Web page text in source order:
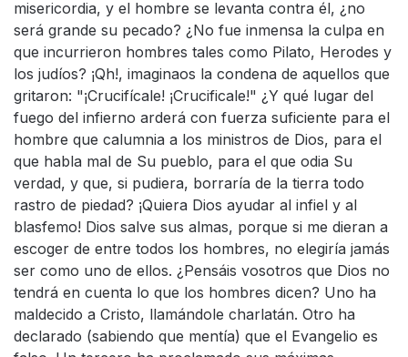
misericordia, y el hombre se levanta contra él, ¿no
será grande su pecado? ¿No fue inmensa la culpa en
que incurrieron hombres tales como Pilato, Herodes y
los judíos? ¡Qh!, imaginaos la condena de aquellos que
gritaron: "¡Crucifícale! ¡Crucificale!" ¿Y qué lugar del
fuego del infierno arderá con fuerza suficiente para el
hombre que calumnia a los ministros de Dios, para el
que habla mal de Su pueblo, para el que odia Su
verdad, y que, si pudiera, borraría de la tierra todo
rastro de piedad? ¡Quiera Dios ayudar al infiel y al
blasfemo! Dios salve sus almas, porque si me dieran a
escoger de entre todos los hombres, no elegiría jamás
ser como uno de ellos. ¿Pensáis vosotros que Dios no
tendrá en cuenta lo que los hombres dicen? Uno ha
maldecido a Cristo, llamándole charlatán. Otro ha
declarado (sabiendo que mentía) que el Evangelio es